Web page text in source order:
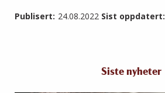
Publisert: 24.08.2022 Sist oppdatert:
Siste nyheter